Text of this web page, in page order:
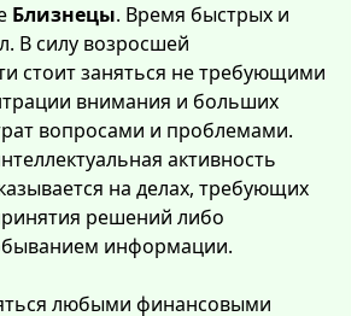
Близнецы. Время быстрых и
В силу возросшей
стоит заняться не требующими
внимания и больших
вопросами и проблемами.
активность
на делах, требующих
решений либо
информации.
любыми финансовыми